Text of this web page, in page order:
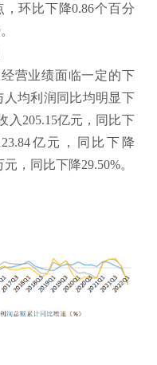
，环比下降0.86个百分
营业绩面临一定的下
均利润同比均明显下
入205.15亿元，同比下
亿元，同比下降
，同比下降29.50%。